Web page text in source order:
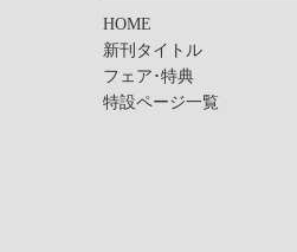
HOME
新刊タイトル
フェア･特典
特設ページ一覧